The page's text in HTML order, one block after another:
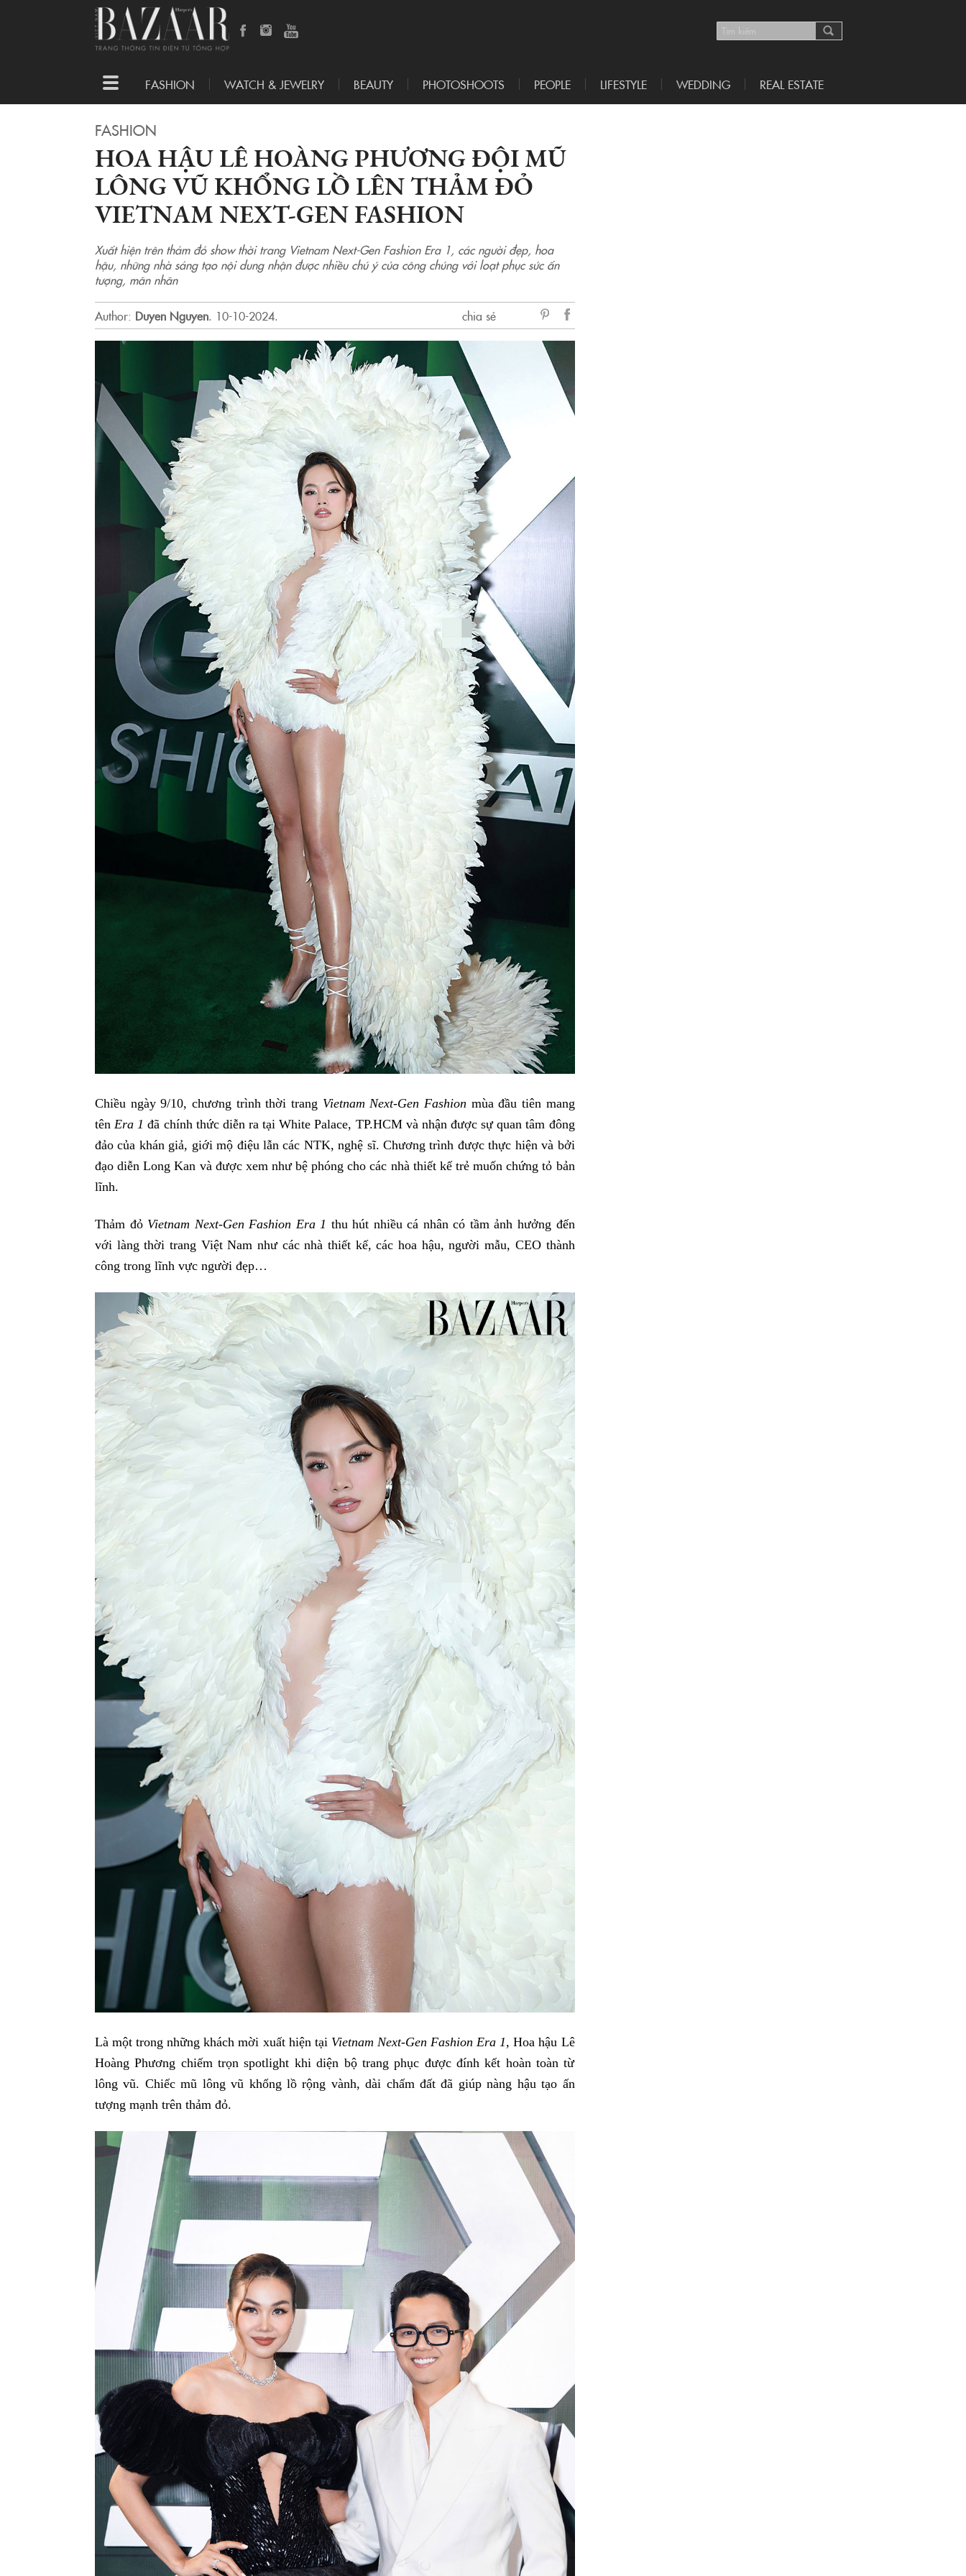
Toggle
navigation
FASHION WATCH & JEWELRY BEAUTY PHOTOSHOOTS PEOPLE LIFESTYLE WEDDING REAL ESTATE
FASHION
HOA HẬU LÊ HOÀNG PHƯƠNG ĐỘI MŨ
LÔNG VŨ KHỔNG LỒ LÊN THẢM ĐỎ
VIETNAM NEXT-GEN FASHION
Xuất hiện trên thảm đỏ show thời trang Vietnam Next-Gen Fashion Era 1, các người đẹp, hoa
hậu, những nhà sáng tạo nội dung nhận được nhiều chú ý của công chúng với loạt phục sức ấn
tượng, mãn nhãn
Author: Duyen Nguyen. 10-10-2024.
chia sẻ
Chiều ngày 9/10, chương trình thời trang Vietnam Next-Gen Fashion mùa đầu tiên mang
tên Era 1 đã chính thức diễn ra tại White Palace, TP.HCM và nhận được sự quan tâm đông
đảo của khán giả, giới mộ điệu lẫn các NTK, nghệ sĩ. Chương trình được thực hiện và bởi
đạo diễn Long Kan và được xem như bệ phóng cho các nhà thiết kế trẻ muốn chứng tỏ bản
lĩnh.
Thảm đỏ Vietnam Next-Gen Fashion Era 1 thu hút nhiều cá nhân có tầm ảnh hưởng đến
với làng thời trang Việt Nam như các nhà thiết kế, các hoa hậu, người mẫu, CEO thành
công trong lĩnh vực người đẹp…
Là một trong những khách mời xuất hiện tại Vietnam Next-Gen Fashion Era 1,Hoa hậu Lê
Hoàng Phương chiếm trọn spotlight khi diện bộ trang phục được đính kết hoàn toàn từ
lông vũ. Chiếc mũ lông vũ khổng lồ rộng vành, dài chấm đất đã giúp nàng hậu tạo ấn
tượng mạnh trên thảm đỏ.